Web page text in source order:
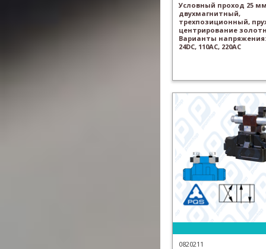
Условный проход 25
двухмагнитный,
трехпозиционный,
центрирование
Варианты напряжения:
24DC, 110AC, 220AC
0820211